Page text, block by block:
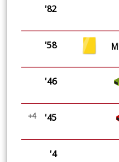
'82
'58
'46
'45
+4
'4